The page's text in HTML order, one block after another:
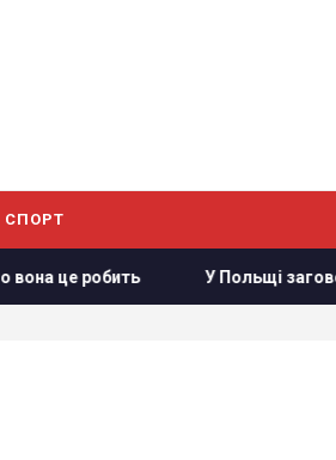
СПОРТ
У Польщі заговорили про